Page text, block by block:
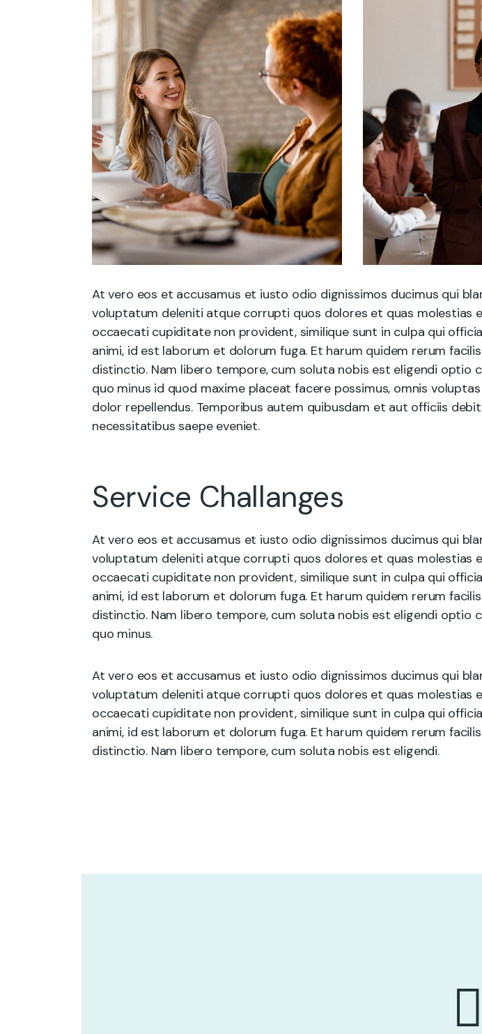
At vero eos et accusamus et iusto odio dignissimos ducimus qui
voluptatum deleniti atque corrupti quos dolores et quas molestias
occaecati cupiditate non provident, similique sunt in culpa qui
animi, id est laborum et dolorum fuga. Et harum quidem rerum
distinctio. Nam libero tempore, cum soluta nobis est eligendi optio
quo minus id quod maxime placeat facere possimus, omnis
dolor repellendus. Temporibus autem quibusdam et aut officiis
necessitatibus saepe eveniet.
Service Challanges
At vero eos et accusamus et iusto odio dignissimos ducimus qui
voluptatum deleniti atque corrupti quos dolores et quas molestias
occaecati cupiditate non provident, similique sunt in culpa qui
animi, id est laborum et dolorum fuga. Et harum quidem rerum
distinctio. Nam libero tempore, cum soluta nobis est eligendi optio
quo minus.
At vero eos et accusamus et iusto odio dignissimos ducimus qui
voluptatum deleniti atque corrupti quos dolores et quas molestias
occaecati cupiditate non provident, similique sunt in culpa qui
animi, id est laborum et dolorum fuga. Et harum quidem rerum
distinctio. Nam libero tempore, cum soluta nobis est eligendi.